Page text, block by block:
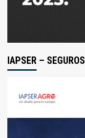
IAPSER – SEGUROS